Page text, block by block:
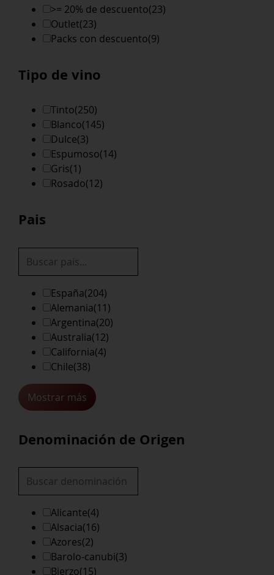
>= 20% de descuento(23)
Outlet(23)
Packs con descuento(9)
Tipo de vino
Tinto(250)
Blanco(145)
Dulce(3)
Espumoso(14)
Gris(1)
Rosado(12)
Pais
España(204)
Alemania(11)
Argentina(20)
Australia(12)
California(4)
Chile(38)
Mostrar más
Denominación de Origen
Alicante(4)
Alsacia(16)
Azores(2)
Barolo-canubi(3)
Bierzo(15)